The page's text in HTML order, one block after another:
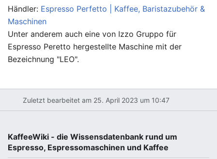
Händler: Espresso Perfetto | Kaffee, Baristazubehör &
Maschinen
Unter anderem auch eine von Izzo Gruppo für
Espresso Peretto hergestellte Maschine mit der
Bezeichnung "LEO".
Zuletzt bearbeitet am 25. April 2023 um 10:47
KaffeeWiki - die Wissensdatenbank rund um
Espresso, Espressomaschinen und Kaffee